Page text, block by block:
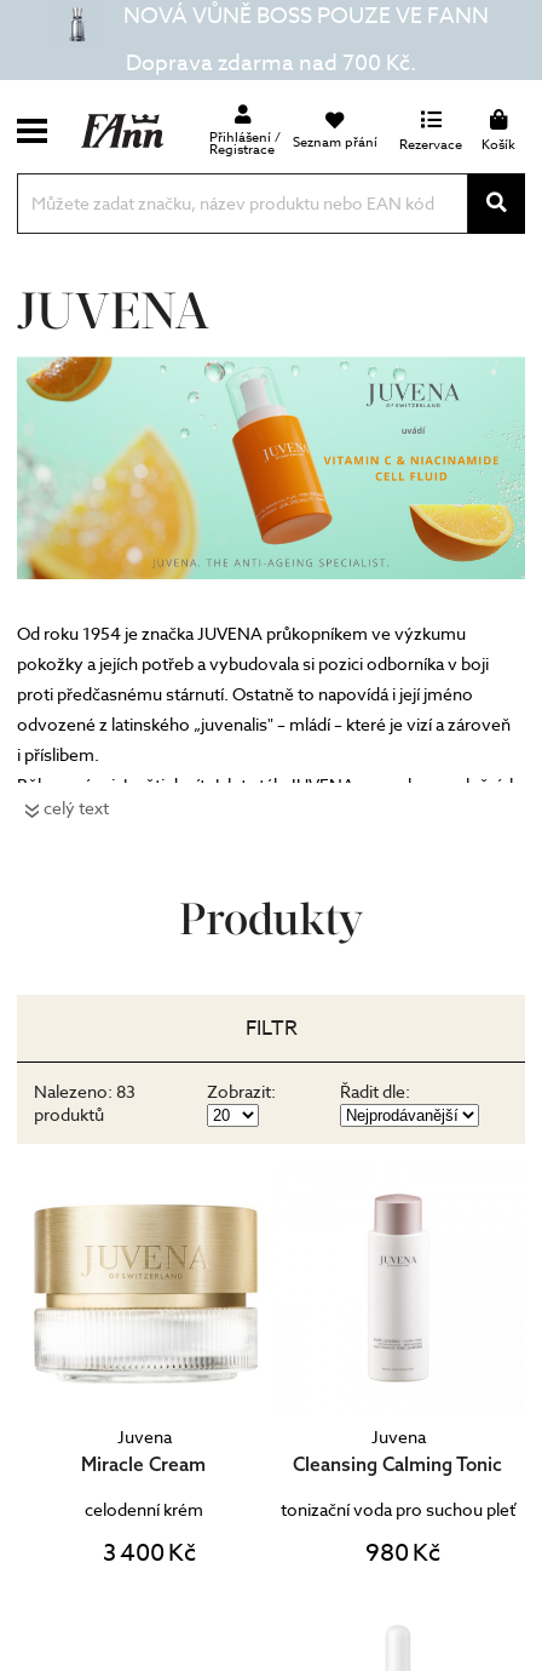
NOVÁ VŮNĚ BOSS POUZE VE FANN
Doprava zdarma nad 700 Kč.
Přihlášení /
Registrace Seznam přání Rezervace Košík
JUVENA
Od roku 1954 je značka JUVENA průkopníkem ve výzkumu
pokožky a jejích potřeb a vybudovala si pozici odborníka v boji
proti předčasnému stárnutí. Ostatně to napovídá i její jméno
odvozené z latinského „juvenalis" – mládí – které je vizí a zároveň
i příslibem.
Během více jak pěti desítek let stála JUVENA u mnoha revolučních
milníků v kosmetice.
Značku Juvena najdete i nafacebook.com/JuvenaCZ
celý text
Produkty
FILTR
Nalezeno: 83
produktů
Zobrazit: Řadit dle:
Juvena
Miracle Cream
celodenní krém
3 400 Kč
Juvena
Cleansing Calming Tonic
tonizační voda pro suchou pleť
980 Kč